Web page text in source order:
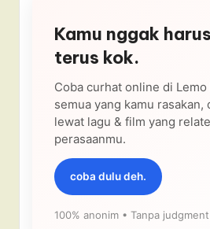
Kamu nggak
terus kok.
Coba curhat online di
semua yang kamu rasakan,
lewat lagu & film yang
perasaanmu.
coba dulu deh.
100% anonim • Tanpa